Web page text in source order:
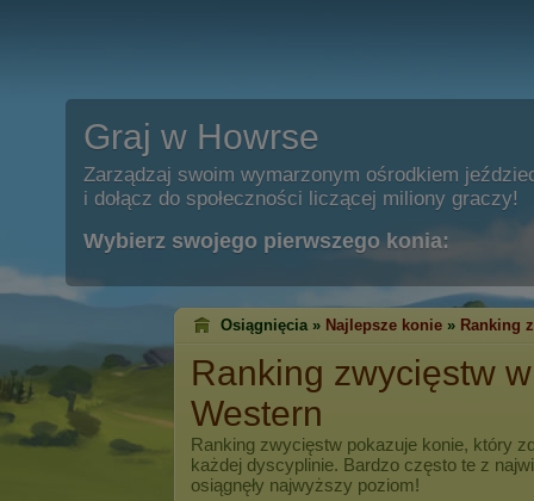
Graj w Howrse
Zarządzaj swoim wymarzonym ośrodkiem
i dołącz do społeczności liczącej miliony graczy!
Wybierz swojego pierwszego konia:
Osiągnięcia » Najlepsze konie » Ranking
Ranking zwycięstw
Western
Ranking zwycięstw pokazuje konie, który
każdej dyscyplinie. Bardzo często te z
osiągnęły najwyższy poziom!